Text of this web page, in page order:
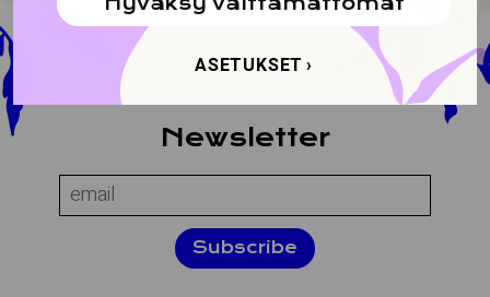
ASETUKSET
About the site
Newsletter
Name:
Subscribe